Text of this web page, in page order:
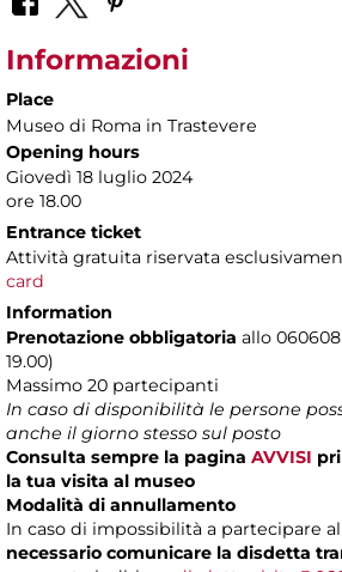
Informazioni
Place
Museo di Roma in Trastevere
Opening hours
Giovedì 18 luglio 2024
ore 18.00
Entrance ticket
Attività gratuita riservata
card
Information
Prenotazione obbligatoria allo
19.00)
Massimo 20 partecipanti
In caso di disponibilità le persone
anche il giorno stesso sul posto
Consulta sempre la pagina AVVISI
la tua visita al museo
Modalità di annullamento
In caso di impossibilità a partecipare
necessario comunicare la disdetta